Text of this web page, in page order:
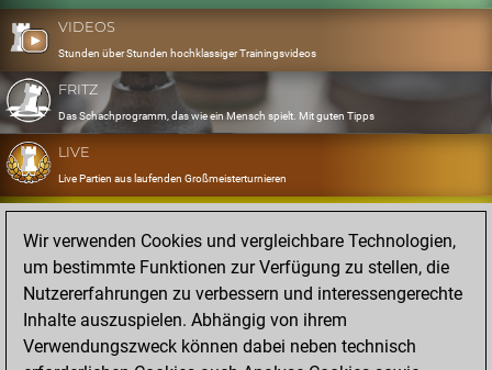
VIDEOS
Stunden über Stunden hochklassiger Trainingsvideos
FRITZ
Das Schachprogramm, das wie ein Mensch spielt. Mit guten Tipps
LIVE
Live Partien aus laufenden Großmeisterturnieren
OPENINGS
Erfassen und Üben Sie Ihr Eröffnungsrepertoire
DATABASE
Acht Millionen starke Partien
MYGAMES
Speichern und analysieren Sie eigene Partien in der Cloud
Wir verwenden Cookies und vergleichbare Technologien,
um bestimmte Funktionen zur Verfügung zu stellen, die
Nutzererfahrungen zu verbessern und interessengerechte
Inhalte auszuspielen. Abhängig von ihrem
Verwendungszweck können dabei neben technisch